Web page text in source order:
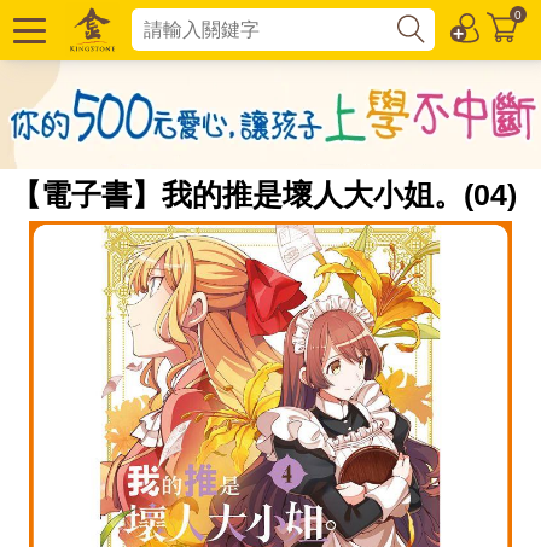
0
【電子書】我的推是壞人大小姐。(04)